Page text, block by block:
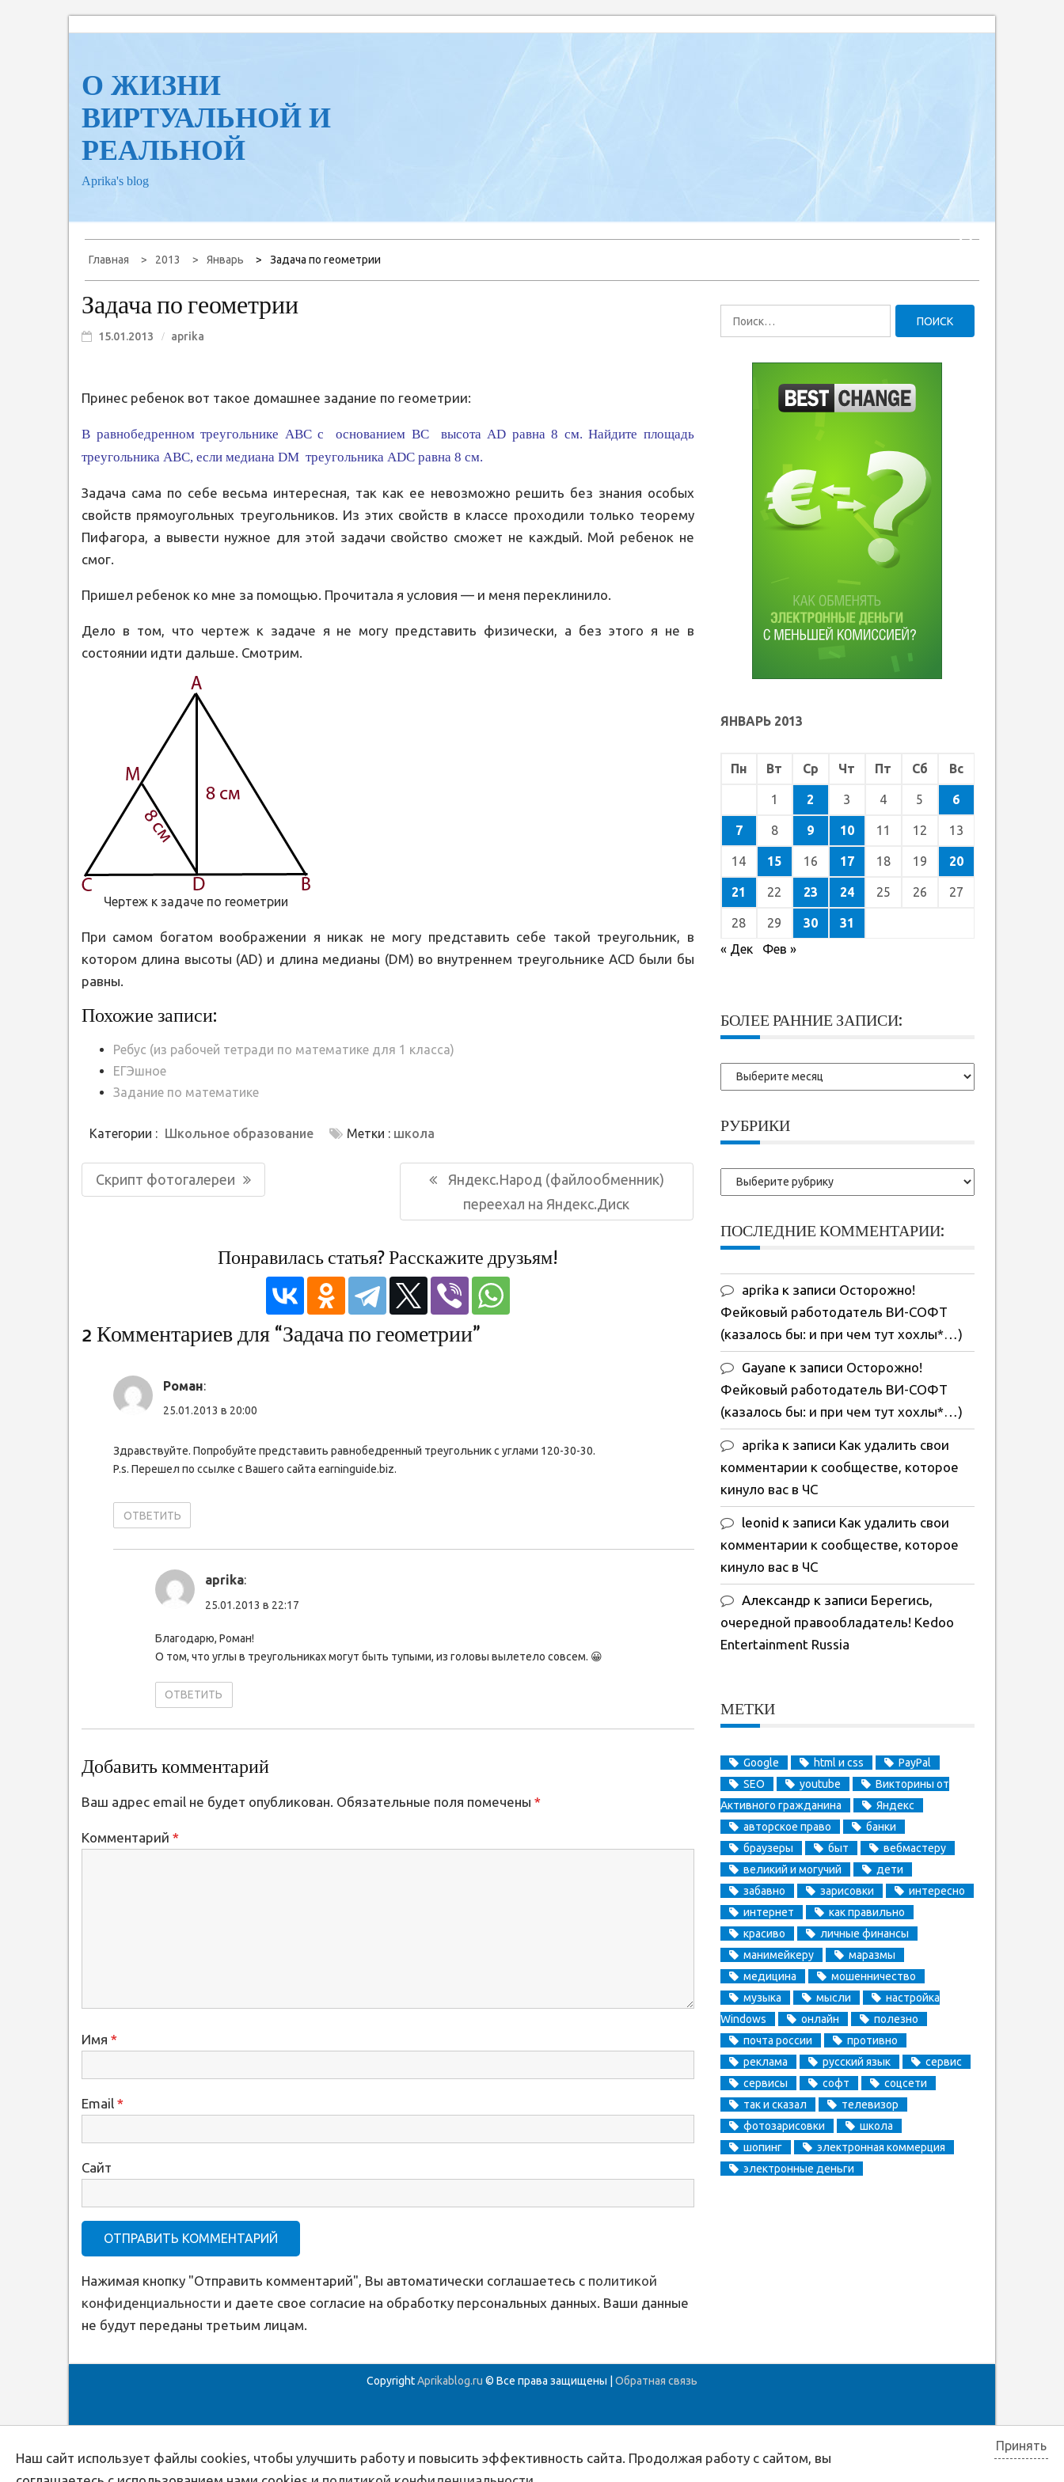
О ЖИЗНИ
ВИРТУАЛЬНОЙ И
РЕАЛЬНОЙ
Aprika's blog
Главная 2013 Январь Задача по геометрии
Задача по геометрии
15.01.2013 aprika
Принес ребенок вот такое домашнее задание по геометрии:
В равнобедренном треугольнике АВС с основанием ВС высота AD равна 8 см. Найдите площадь
треугольника АВС, если медиана DM треугольника ADC равна 8 см.
Задача сама по себе весьма интересная, так как ее невозможно решить без знания особых
свойств прямоугольных треугольников. Из этих свойств в классе проходили только теорему
Пифагора, а вывести нужное для этой задачи свойство сможет не каждый. Мой ребенок не
смог.
Пришел ребенок ко мне за помощью. Прочитала я условия — и меня переклинило.
Дело в том, что чертеж к задаче я не могу представить физически, а без этого я не в
состоянии идти дальше. Смотрим.
Чертеж к задаче по геометрии
При самом богатом воображении я никак не могу представить себе такой треугольник, в
котором длина высоты (AD) и длина медианы (DM) во внутреннем треугольнике ACD были бы
равны.
Похожие записи:
Ребус (из рабочей тетради по математике для 1 класса)
ЕГЭшное
Задание по математике
Категории : Школьное образование Метки : школа
Навигация
поПредыдущая
Скрипт фотогалереи
Следующая
запись:
Яндекс.Народ (файлообменник)
переехал на Яндекс.Диск
Понравилась статья? Расскажите друзьям!
2 Комментариев для “Задача по геометрии”
Роман:
25.01.2013 в 20:00
Здравствуйте. Попробуйте представить равнобедренный треугольник с углами 120-30-30.
P.s. Перешел по ссылке с Вашего сайта earninguide.biz.
ОТВЕТИТЬ
aprika:
25.01.2013 в 22:17
Благодарю, Роман!
О том, что углы в треугольниках могут быть тупыми, из головы вылетело совсем. 😀
ОТВЕТИТЬ
Добавить комментарий
Ваш адрес email не будет опубликован. Обязательные поля помечены *
Комментарий *
Имя *
Email *
Сайт
Нажимая кнопку "Отправить комментарий", Вы автоматически соглашаетесь с политикой
конфиденциальности и даете свое согласие на обработку персональных данных. Ваши данные
не будут переданы третьим лицам.
Найти:
ЯНВАРЬ 2013
Пн Вт Ср Чт Пт Сб Вс
1 2 3 4 5 6
7 8 9 10 11 12 13
14 15 16 17 18 19 20
21 22 23 24 25 26 27
28 29 30
31
« Дек
Фев »
БОЛЕЕ РАННИЕ ЗАПИСИ:
Более
ранние
РУБРИКИ
Рубрики
ПОСЛЕДНИЕ КОММЕНТАРИИ:
aprika к записи Осторожно!
Фейковый работодатель ВИ-СОФТ
(казалось бы: и при чем тут хохлы*…)
Gayane к записи Осторожно!
Фейковый работодатель ВИ-СОФТ
(казалось бы: и при чем тут хохлы*…)
aprika к записи Как удалить свои
комментарии к сообществе, которое
кинуло вас в ЧС
leonid к записи Как удалить свои
комментарии к сообществе, которое
кинуло вас в ЧС
Александр к записи Берегись,
очередной правообладатель! Kedoo
Entertainment Russia
МЕТКИ
Google html и css
PayPal
SEO
youtube
Викторины от
Активного гражданина
Яндекс
авторское право
банки
браузеры
быт
вебмастеру
великий и могучий
дети
забавно
зарисовки
интересно
интернет
как правильно
красиво
личные финансы
манимейкеру
маразмы
медицина
мошенничество
музыка
мысли
настройка
Windows
онлайн
полезно
почта россии
противно
реклама
русский язык
сервис
сервисы
софт
соцсети
так и сказал
телевизор
фотозарисовки
школа
шопинг
электронная коммерция
электронные деньги
CopyrightAprikablog.ru © Все права защищены | Обратная связь
Наш сайт использует файлы cookies, чтобы улучшить работу и повысить эффективность сайта. Продолжая работу с сайтом, вы
Принять